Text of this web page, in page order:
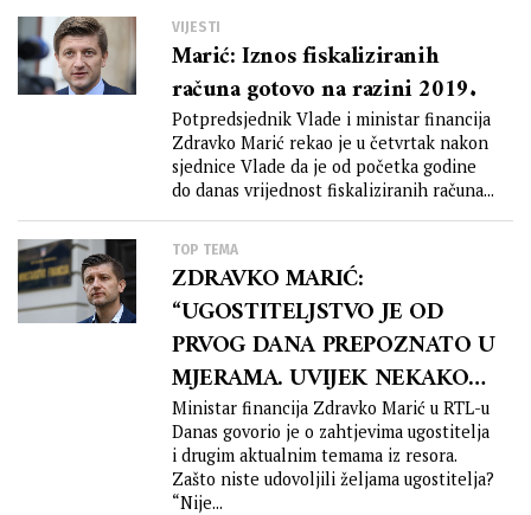
VIJESTI
Marić: Iznos fiskaliziranih
računa gotovo na razini 2019.
Potpredsjednik Vlade i ministar financija
Zdravko Marić rekao je u četvrtak nakon
sjednice Vlade da je od početka godine
do danas vrijednost fiskaliziranih računa...
TOP TEMA
ZDRAVKO MARIĆ:
“UGOSTITELJSTVO JE OD
PRVOG DANA PREPOZNATO U
MJERAMA. UVIJEK NEKAKO
ZAVRŠIMO NA TOM PDV-u”
Ministar financija Zdravko Marić u RTL-u
Danas govorio je o zahtjevima ugostitelja
i drugim aktualnim temama iz resora.
Zašto niste udovoljili željama ugostitelja?
“Nije...